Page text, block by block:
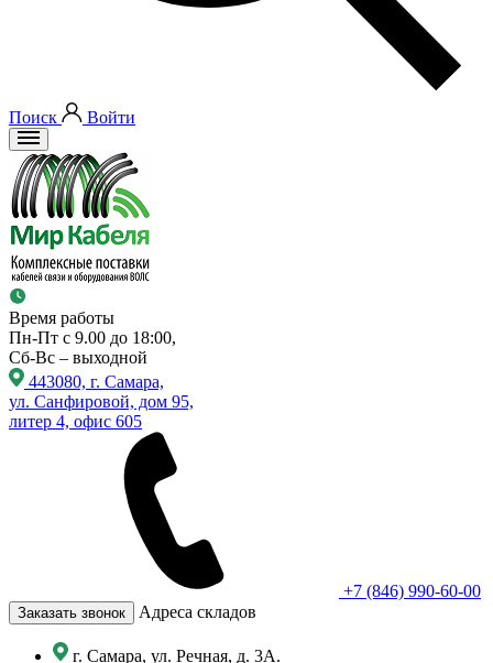
Поиск Войти
Время работы
Пн-Пт с 9.00 до 18:00,
Сб-Вс – выходной
443080, г. Самара,
ул. Санфировой, дом 95,
литер 4, офис 605
+7 (846) 990-60-00
Заказать звонок Адреса складов
г. Самара, ул. Речная, д. 3А.